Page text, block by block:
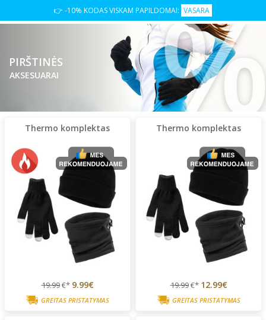
👉 -10% KODAS VISKAM PAPILDOMAI: VASARA
PIRŠTINĖS
AKSESUARAI
Thermo komplektas
19.99€* 9.99€
GREITAS PRISTATYMAS
Thermo komplektas
19.99€* 12.99€
GREITAS PRISTATYMAS